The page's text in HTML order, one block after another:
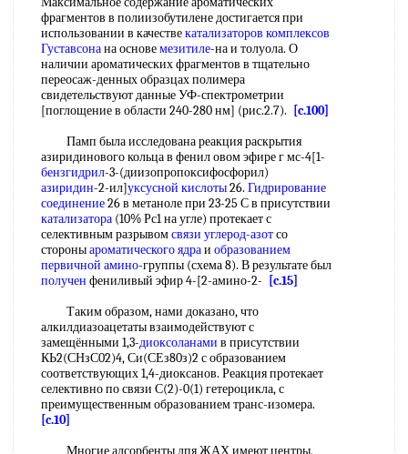
фрагментов в полиизобутилене достигается при
использовании в качествекатализаторов комплексов
Густавсонана основемезитиле-на и толуола. О
наличии ароматических фрагментов в тщательно
переосаж-денных образцах полимера
свидетельствуют данные УФ-спектрометрии
[поглощение в области 240-280 нм] (рис.2.7).
[c.100]
Памп была исследована реакция раскрытия
азиридинового кольца в фенил овом эфире г мс-4[1-
бензгидрил-3-(диизопропоксифосфорил)
азиридин-2-ил]уксусной кислоты26. Гидрирование
соединение26 в метаноле при 23-25 С в присутствии
катализатора (10% Рс1 на угле) протекает с
селективным разрывомсвязи углерод-азотсо
стороныароматического ядраи образованием
первичной амино-группы (схема 8). В результате был
получен фениливый эфир 4-[2-амино-2-
[c.15]
Таким образом, нами доказано, что
алкилдиазоацетаты взаимодействуют с
замещёнными 1,3-диоксоланами в присутствии
КЬ2(СНзС02)4, Си(СЕз80з)2 с образованием
соответствующих 1,4-диоксанов. Реакция протекает
селективно по связи С(2)-0(1) гетероцикла, с
преимущественным образованием транс-изомера.
[c.10]
Многие адсорбенты дпя ЖАХ имеют центры,